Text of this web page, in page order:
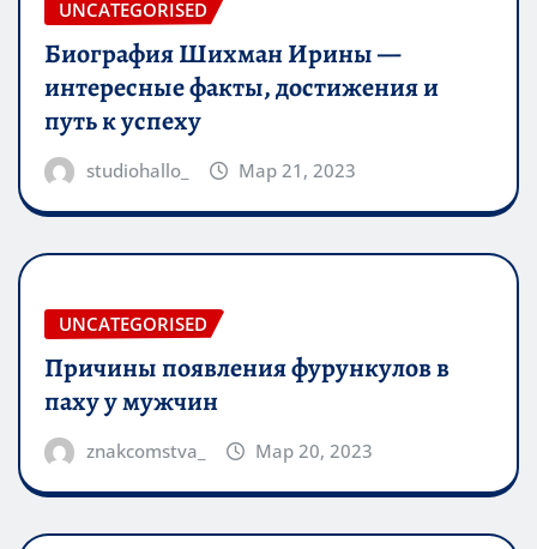
UNCATEGORISED
Биография Шихман Ирины —
интересные факты, достижения и
путь к успеху
studiohallo_ Мар 21, 2023
UNCATEGORISED
Причины появления фурункулов в
паху у мужчин
znakcomstva_ Мар 20, 2023